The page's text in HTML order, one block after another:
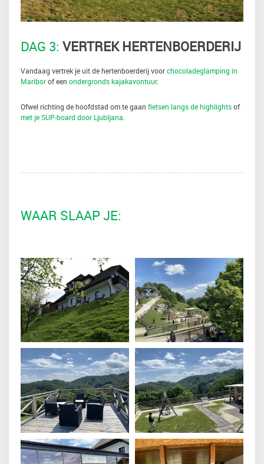
DAG 3: VERTREK HERTENBOERDERIJ
Vandaag vertrek je uit de hertenboerderij voorchocoladeglamping in
Mariborof een ondergronds kajakavontuur.
Ofwel richting de hoofdstad om te gaan fietsen langs de highlightsof
met je SUP-board door Ljubljana.
WAAR SLAAP JE: